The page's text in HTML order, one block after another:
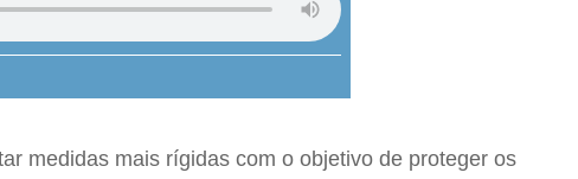
medidas mais rígidas com o objetivo de proteger os